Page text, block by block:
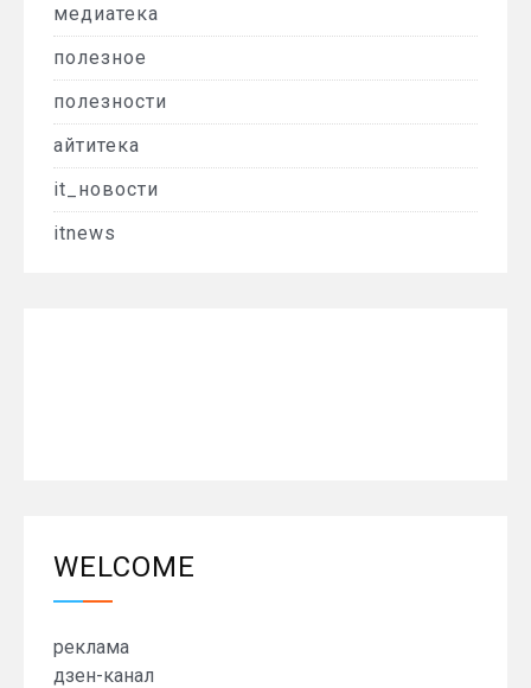
медиатека
полезное
полезности
айтитека
it_новости
itnews
WELCOME
реклама
дзен-канал